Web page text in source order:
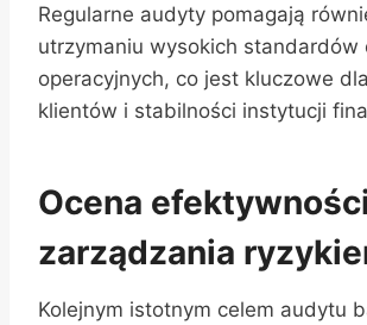
Regularne audyty pomagają
utrzymaniu wysokich standardów
operacyjnych, co jest kluczowe
klientów i stabilności instytucji
Ocena efektywności
zarządzania
Kolejnym istotnym celem audytu